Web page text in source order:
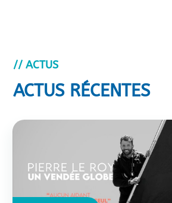
// ACTUS
ACTUS RÉCENTES